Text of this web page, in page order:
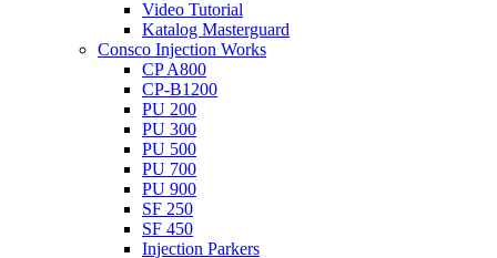
Video Tutorial
Katalog Masterguard
Consco Injection Works
CP A800
CP-B1200
PU 200
PU 300
PU 500
PU 700
PU 900
SF 250
SF 450
Injection Parkers